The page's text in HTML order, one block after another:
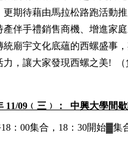
更期待藉由馬拉松路跑活動
產伴手禮銷售商機、增進家
統廟宇文化底蘊的西螺盛事
力，讓大家發現西螺之美!
11/09﹙三﹚： 中興大學間
：00集合，18：30開始▓集